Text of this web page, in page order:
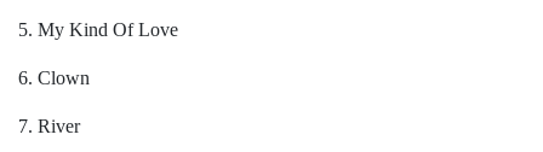
5. My Kind Of Love
6. Clown
7. River